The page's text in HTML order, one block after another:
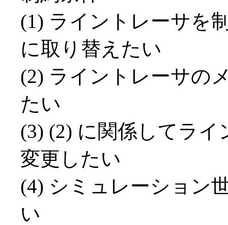
(1) ライントレーサを
に取り替えたい
(2) ライントレーサの
たい
(3) (2) に関係してラ
変更したい
(4) シミュレーション
い